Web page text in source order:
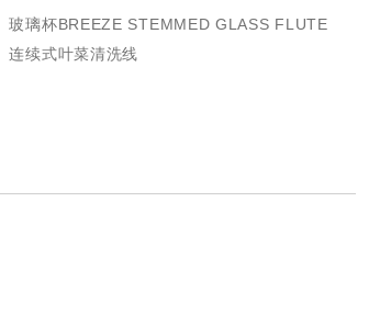
玻璃杯BREEZE STEMMED GLASS FLUTE
连续式叶菜清洗线